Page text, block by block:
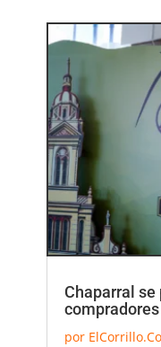
Chaparral
por ElCorrillo.Co